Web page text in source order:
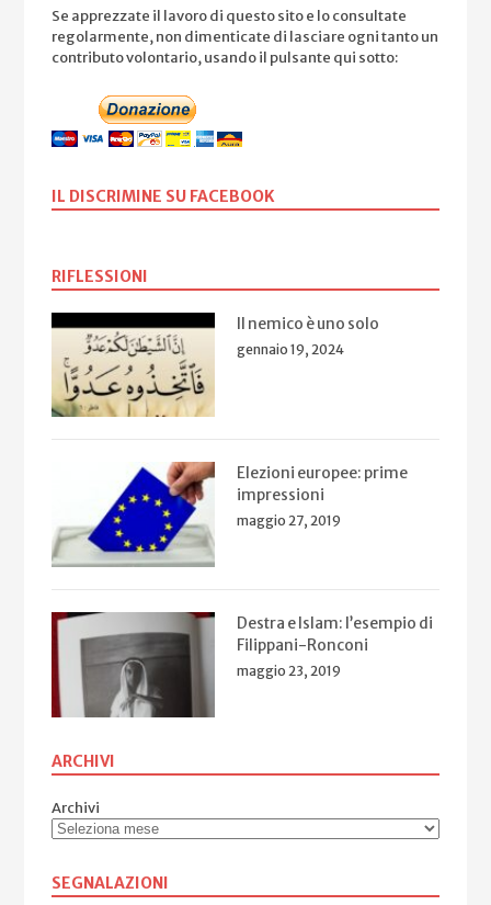
Se apprezzate il lavoro di questo sito e lo consultate
regolarmente, non dimenticate di lasciare ogni tanto un
contributo volontario, usando il pulsante qui sotto:
IL DISCRIMINE SU FACEBOOK
RIFLESSIONI
Il nemico è uno solo
gennaio 19, 2024
Elezioni europee: prime
impressioni
maggio 27, 2019
Destra e Islam: l’esempio di
Filippani-Ronconi
maggio 23, 2019
ARCHIVI
Archivi
SEGNALAZIONI